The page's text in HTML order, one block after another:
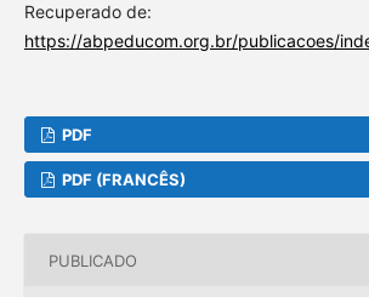
Recuperado de:
https://abpeducom.org.br/publicacoes/
PDF
PDF (FRANCÊS)
PUBLICADO